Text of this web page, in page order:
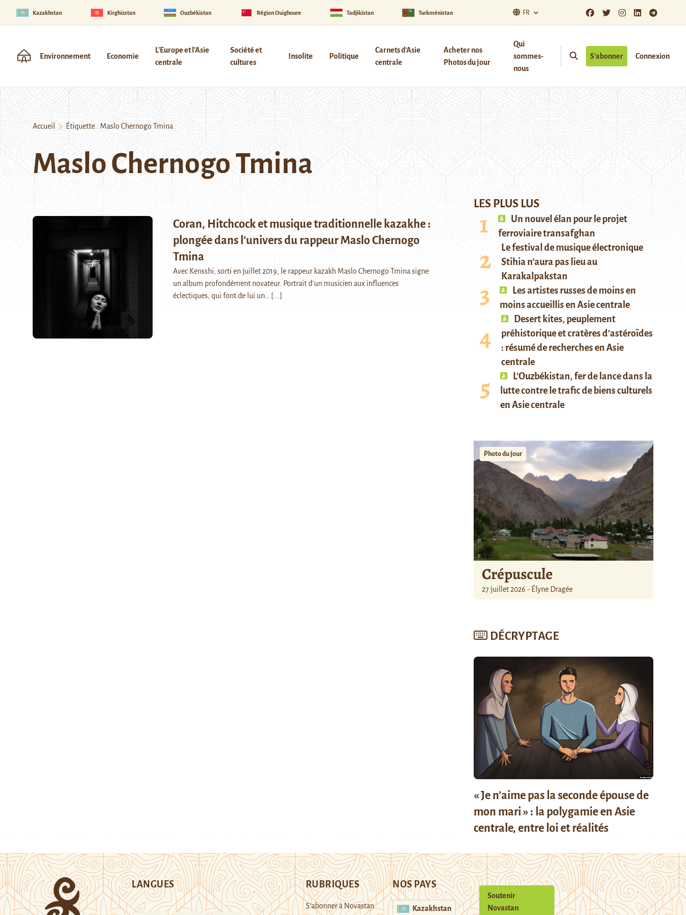
Kazakhstan Kirghizstan Ouzbékistan Région Ouïghoure Tadjikistan Turkménistan FR
Environnement Economie
L'Europe et l'Asie
centrale
Société et
cultures
Insolite Politique
Carnets d’Asie
centrale
Acheter nos
Photos du jour
Qui
sommes-
nous
S’abonner Connexion
Accueil Étiquette : Maslo Chernogo Tmina
Maslo Chernogo Tmina
Coran, Hitchcock et musique traditionnelle kazakhe :
plongée dans l’univers du rappeur Maslo Chernogo
Tmina
Avec Kensshi, sorti en juillet 2019, le rappeur kazakh Maslo Chernogo Tmina signe
un album profondément novateur. Portrait d’un musicien aux influences
éclectiques, qui font de lui un…
[...]
LES PLUS LUS
Un nouvel élan pour le projet
ferroviaire transafghan
Le festival de musique électronique
Stihia n’aura pas lieu au
Karakalpakstan
Les artistes russes de moins en
moins accueillis en Asie centrale
Desert kites, peuplement
préhistorique et cratères d’astéroïdes
: résumé de recherches en Asie
centrale
L’Ouzbékistan, fer de lance dans la
lutte contre le trafic de biens culturels
en Asie centrale
Photo du jour
Crépuscule
27 juillet 2026 - Élyne Dragée
DÉCRYPTAGE
« Je n’aime pas la seconde épouse de
mon mari » : la polygamie en Asie
centrale, entre loi et réalités
LANGUES RUBRIQUES
S’abonner à Novastan
NOS PAYS
Kazakhstan
Soutenir
Novastan